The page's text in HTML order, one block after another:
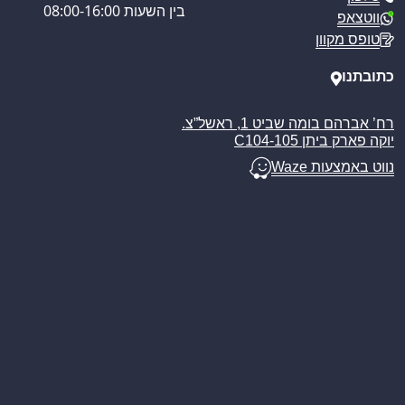
מדיניות משלוחים
ביטול עסקה
מאמרים
ווטצאפ
טופס מקוון
בין השעות 08:00-16:00
כתובתנו
רח’ אברהם בומה שביט 1, ראשל”צ.
יוקה פארק ביתן C104-105
נווט באמצעות Waze